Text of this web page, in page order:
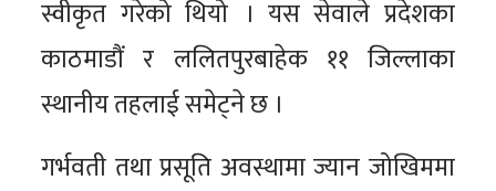
स्वीकृत गरेको थियो । यस सेवाले प्रदेशका
काठमाडौं र ललितपुरबाहेक ११ जिल्लाका
स्थानीय तहलाई समेट्ने छ ।
गर्भवती तथा प्रसूति अवस्थामा ज्यान जोखिममा